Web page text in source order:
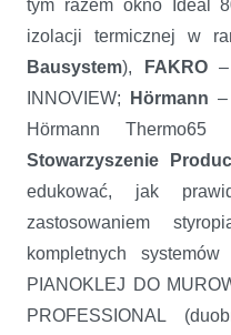
tym razem okno Ideal
izolacji termicznej w
Bausystem), FAKRO–
INNOVIEW;
Hörmann
Hörmann
Stowarzyszenie
edukować, jak
zastosowaniem
kompletnych
PIANOKLEJ DO
PROFESSIONAL